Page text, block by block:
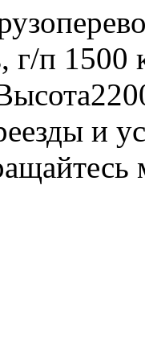
п 1500
и